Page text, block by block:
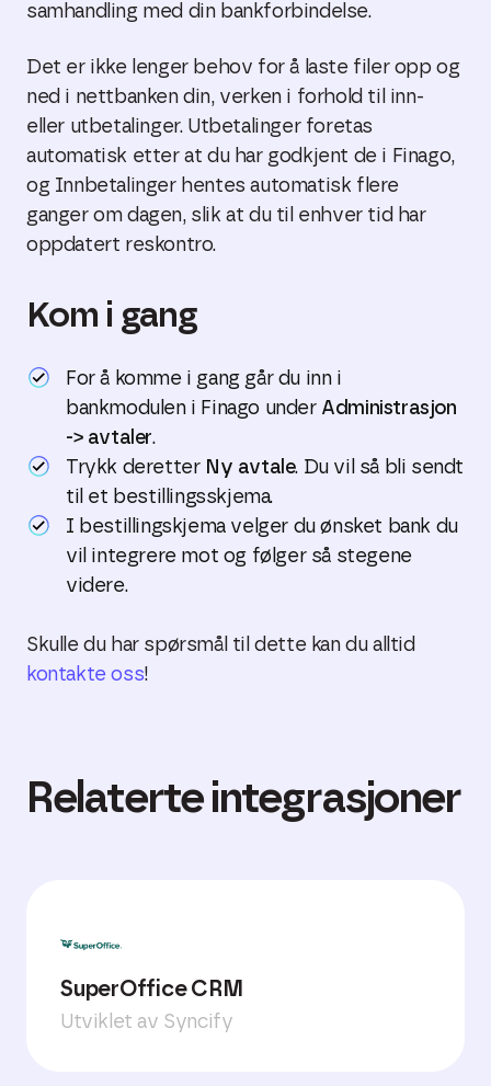
samhandling med din bankforbindelse.
Det er ikke lenger behov for å laste filer opp og
ned i nettbanken din, verken i forhold til inn-
eller utbetalinger. Utbetalinger foretas
automatisk etter at du har godkjent de i Finago,
og Innbetalinger hentes automatisk flere
ganger om dagen, slik at du til enhver tid har
oppdatert reskontro.
Kom i gang
For å komme i gang går du inn i
bankmodulen i Finago under Administrasjon
-> avtaler.
Trykk deretter Ny avtale. Du vil så bli sendt
til et bestillingsskjema.
I bestillingskjema velger du ønsket bank du
vil integrere mot og følger så stegene
videre.
Skulle du har spørsmål til dette kan du alltid
kontakte oss!
Relaterte integrasjoner
SuperOffice CRM
Utviklet av Syncify